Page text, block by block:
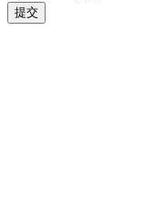
提交